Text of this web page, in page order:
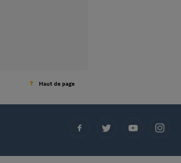
Haut de page